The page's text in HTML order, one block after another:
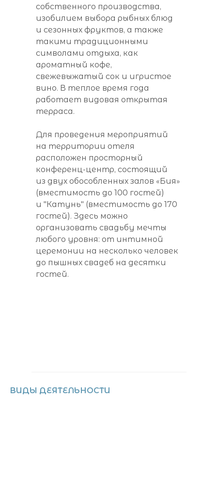
собственного производства,
изобилием выбора рыбных блюд
и сезонных фруктов, а также
такими традиционными
символами отдыха, как
ароматный кофе,
свежевыжатый сок и игристое
вино. В теплое время года
работает видовая открытая
терраса.
Для проведения мероприятий
на территории отеля
расположен просторный
конференц-центр, состоящий
из двух обособленных залов «Бия»
(вместимость до 100 гостей)
и "Катунь" (вместимость до 170
гостей). Здесь можно
организовать свадьбу мечты
любого уровня: от интимной
церемонии на несколько человек
до пышных свадеб на десятки
гостей.
ВИДЫ ДЕЯТЕЛЬНОСТИ